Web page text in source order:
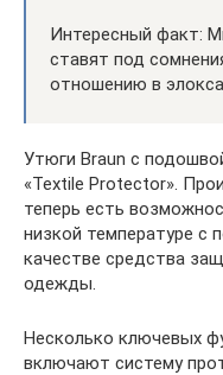
Интересный факт:
ставят под
отношению в
Утюги Braun с
«Textile Protector».
теперь есть
низкой температуре с
качестве средства
одежды.
Несколько ключевых
включают систему